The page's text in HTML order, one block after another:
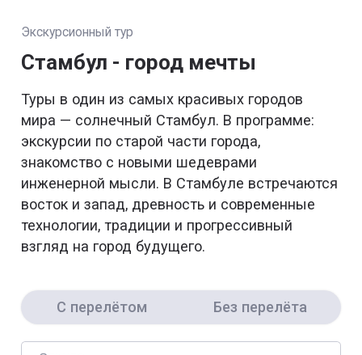
Экскурсионный тур
Стамбул - город мечты
Туры в один из самых красивых городов
мира — солнечный Стамбул. В программе:
экскурсии по старой части города,
знакомство с новыми шедеврами
инженерной мысли. В Стамбуле встречаются
восток и запад, древность и современные
технологии, традиции и прогрессивный
взгляд на город будущего.
С перелётом Без перелёта